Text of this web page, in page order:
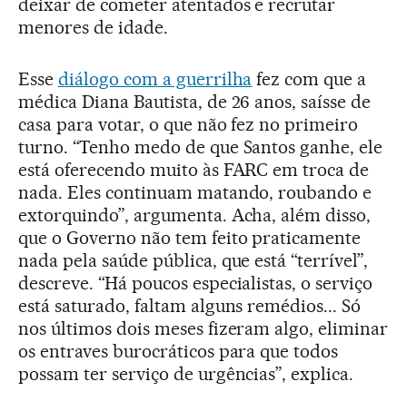
menores de idade.
Esse diálogo com a guerrilha fez com que a
médica Diana Bautista, de 26 anos, saísse de
casa para votar, o que não fez no primeiro
turno. “Tenho medo de que Santos ganhe, ele
está oferecendo muito às FARC em troca de
nada. Eles continuam matando, roubando e
extorquindo”, argumenta. Acha, além disso,
que o Governo não tem feito praticamente
nada pela saúde pública, que está “terrível”,
descreve. “Há poucos especialistas, o serviço
está saturado, faltam alguns remédios... Só
nos últimos dois meses fizeram algo, eliminar
os entraves burocráticos para que todos
possam ter serviço de urgências”, explica.